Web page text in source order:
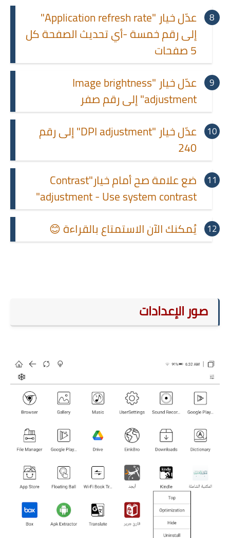
عدّل خيار "Application refresh rate"
إلى رقم خمسة -أي تحديث الصفحة كل
5 صفحات
عدّل خيار "Image brightness
adjustment" إلى رقم صفر
عدّل خيار "DPI adjustment" إلى رقم
240
ضع علامة صح أمام خيار"Contrast
adjustment - Use system contrast"
يُمكنك الآن الاستمتاع بالقراءة 😊
صور الإعدادات